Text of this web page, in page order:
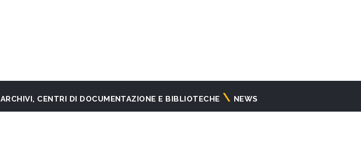
ARCHIVI, CENTRI DI DOCUMENTAZIONE E BIBLIOTECHE NEWS